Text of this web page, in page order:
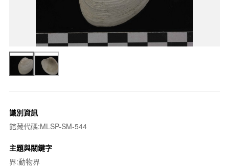
識別資訊
館藏代碼:MLSP-SM-544
主題與關鍵字
界:動物界